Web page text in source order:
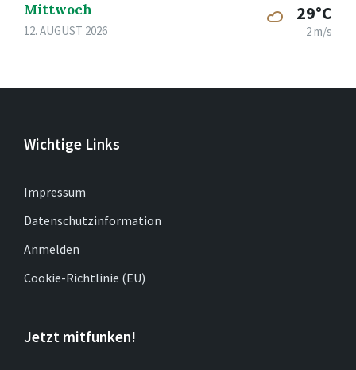
Mittwoch
12. AUGUST 2026
29°C
2 m/s
Wichtige Links
Impressum
Datenschutzinformation
Anmelden
Cookie-Richtlinie (EU)
Jetzt mitfunken!